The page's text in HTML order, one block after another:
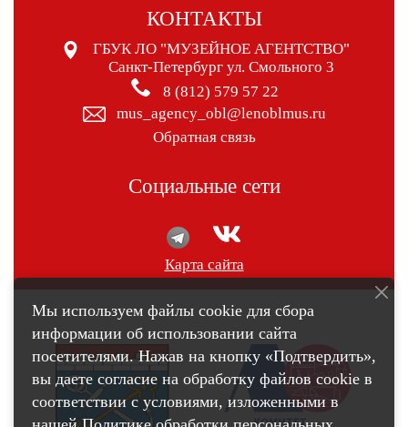
КОНТАКТЫ
ГБУК ЛО "МУЗЕЙНОЕ АГЕНТСТВО"
Санкт-Петербург ул. Смольного 3
8 (812) 579 57 22
mus_agency_obl@lenoblmus.ru
Обратная связь
Социальные сети
Карта сайта
Мы используем файлы cookie для сбора
информации об использовании сайта
посетителями. Нажав на кнопку «Подтвердить»,
вы даете согласие на обработку файлов cookie в
соответствии с условиями, изложенными в